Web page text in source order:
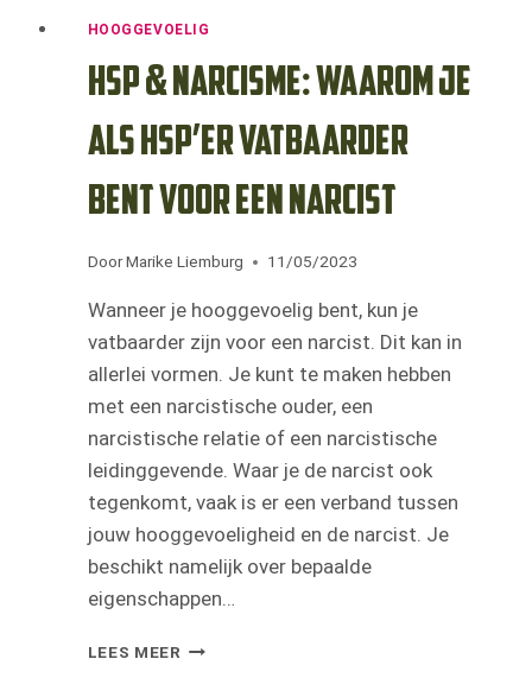
HOOGGEVOELIG
HSP & Narcisme: waarom je
als HSP’er vatbaarder
bent voor een narcist
Door Marike Liemburg 11/05/2023
Wanneer je hooggevoelig bent, kun je
vatbaarder zijn voor een narcist. Dit kan in
allerlei vormen. Je kunt te maken hebben
met een narcistische ouder, een
narcistische relatie of een narcistische
leidinggevende. Waar je de narcist ook
tegenkomt, vaak is er een verband tussen
jouw hooggevoeligheid en de narcist. Je
beschikt namelijk over bepaalde
eigenschappen…
LEES MEER HSP